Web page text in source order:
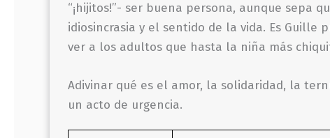
“¡hijitos!”- ser buena persona, aunque sepa
idiosincrasia y el sentido de la vida. Es Guille
ver a los adultos que hasta la niña más
Adivinar qué es el amor, la solidaridad, la
un acto de urgencia.